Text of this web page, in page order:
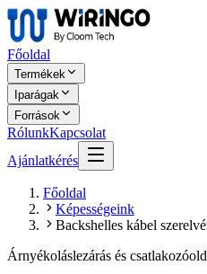
Főoldal
Termékek
Iparágak
Források
RólunkKapcsolat
Ajánlatkérés
Főoldal
Képességeink
Backshelles kábel
Árnyékoláslezárás és